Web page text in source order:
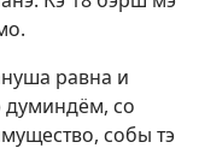
равна и
думиндём, со
собы тэ